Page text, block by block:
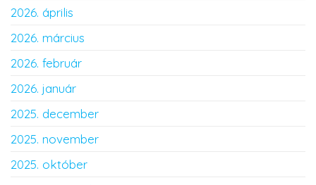
2026. április
2026. március
2026. február
2026. január
2025. december
2025. november
2025. október